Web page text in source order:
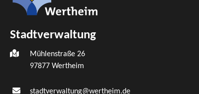
Stadtverwaltung
Mühlenstraße 26
97877 Wertheim
stadtverwaltung@wertheim.de